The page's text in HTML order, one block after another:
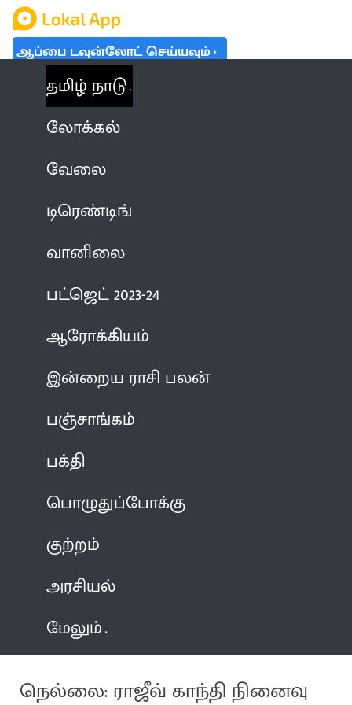
ஆப்பை டவுன்லோட் செய்யவும்
தமிழ் நாடு
லோக்கல்
வேலை
டிரெண்டிங்
வானிலை
பட்ஜெட் 2023-24
ஆரோக்கியம்
இன்றைய ராசி பலன்
பஞ்சாங்கம்
பக்தி
பொழுதுப்போக்கு
குற்றம்
அரசியல்
மேலும்
நெல்லை: ராஜீவ் காந்தி நினைவு